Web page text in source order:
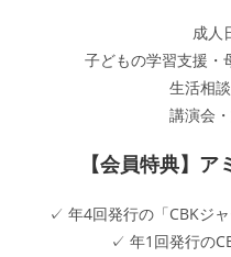
成人
子どもの学習支援・
生活相
講演会
【会員特典】 ア
✓ 年4回発行の「CBKジ
✓ 年1回発行の